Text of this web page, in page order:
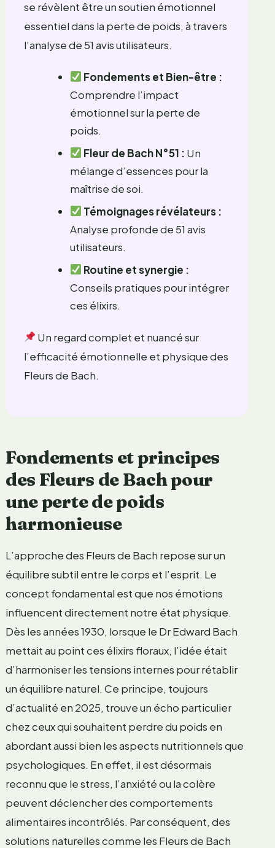
se révèlent être un soutien émotionnel
essentiel dans la perte de poids, à travers
l’analyse de 51 avis utilisateurs.
Fondements et Bien-être :
Comprendre l’impact
émotionnel sur la perte de
poids.
Fleur de Bach N°51 : Un
mélange d’essences pour la
maîtrise de soi.
Témoignages révélateurs :
Analyse profonde de 51 avis
utilisateurs.
Routine et synergie :
Conseils pratiques pour intégrer
ces élixirs.
Un regard complet et nuancé sur
l’efficacité émotionnelle et physique des
Fleurs de Bach.
Fondements et principes
des Fleurs de Bach pour
une perte de poids
harmonieuse
L’approche des Fleurs de Bach repose sur un
équilibre subtil entre le corps et l’esprit. Le
concept fondamental est que nos émotions
influencent directement notre état physique.
Dès les années 1930, lorsque le Dr Edward Bach
mettait au point ces élixirs floraux, l’idée était
d’harmoniser les tensions internes pour rétablir
un équilibre naturel. Ce principe, toujours
d’actualité en 2025, trouve un écho particulier
chez ceux qui souhaitent perdre du poids en
abordant aussi bien les aspects nutritionnels que
psychologiques. En effet, il est désormais
reconnu que le stress, l’anxiété ou la colère
peuvent déclencher des comportements
alimentaires incontrôlés. Par conséquent, des
solutions naturelles comme les Fleurs de Bach